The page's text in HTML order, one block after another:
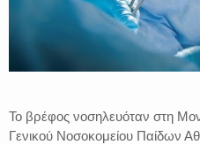
Το βρέφος νοσηλευόταν στη
Γενικού Νοσοκομείου Παίδων